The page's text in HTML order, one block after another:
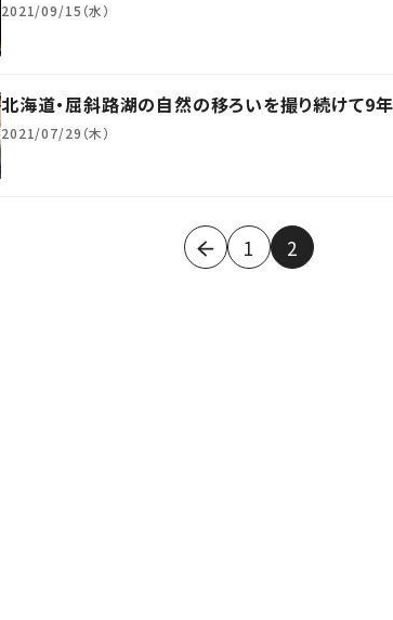
2021/09/15（水）
北海道・屈斜路湖の自然の移ろいを撮り続けて
2021/07/29（木）
1 2